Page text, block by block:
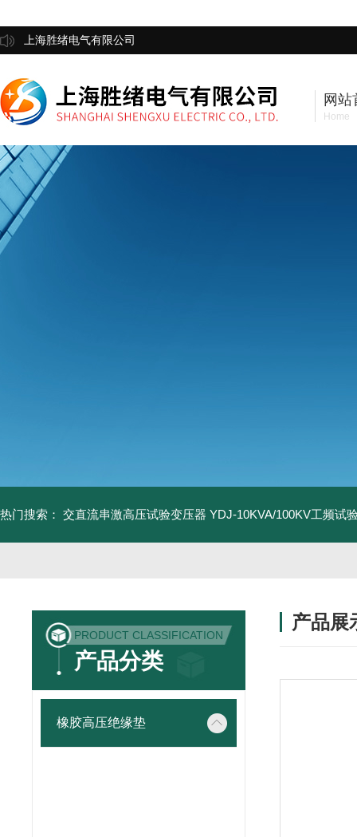
上海胜绪电气有限公司
网站
Home
热门搜索： 交直流串激高压试验变压器 YDJ-10KVA/100KV工频试
PRODUCT CLASSIFICATION
产品分类
橡胶高压绝缘垫
产品展